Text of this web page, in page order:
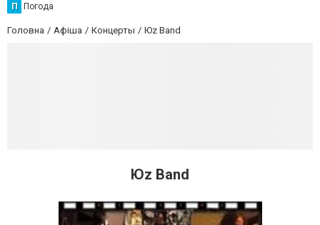
П Погода
Головна Афіша Концерты Юz Band
Юz Band